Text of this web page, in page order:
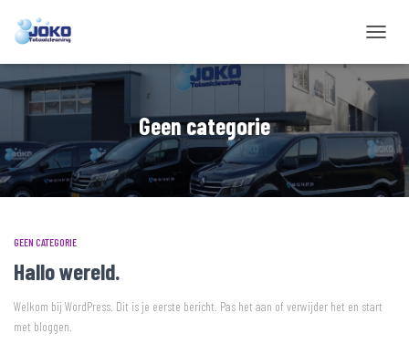
wisselen
Geen categorie
GEEN CATEGORIE
Hallo wereld.
Welkom bij WordPress. Dit is je eerste bericht. Pas het aan of verwijder het en start
met bloggen.